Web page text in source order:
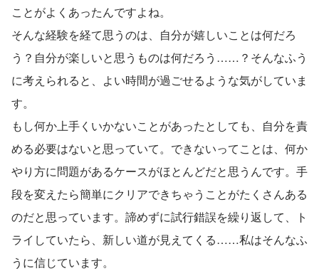
ことがよくあったんですよね。
そんな経験を経て思うのは、自分が嬉しいことは何だろ
う？自分が楽しいと思うものは何だろう……？そんなふう
に考えられると、よい時間が過ごせるような気がしていま
す。
もし何か上手くいかないことがあったとしても、自分を責
める必要はないと思っていて。できないってことは、何か
やり方に問題があるケースがほとんどだと思うんです。手
段を変えたら簡単にクリアできちゃうことがたくさんある
のだと思っています。諦めずに試行錯誤を繰り返して、ト
ライしていたら、新しい道が見えてくる……私はそんなふ
うに信じています。